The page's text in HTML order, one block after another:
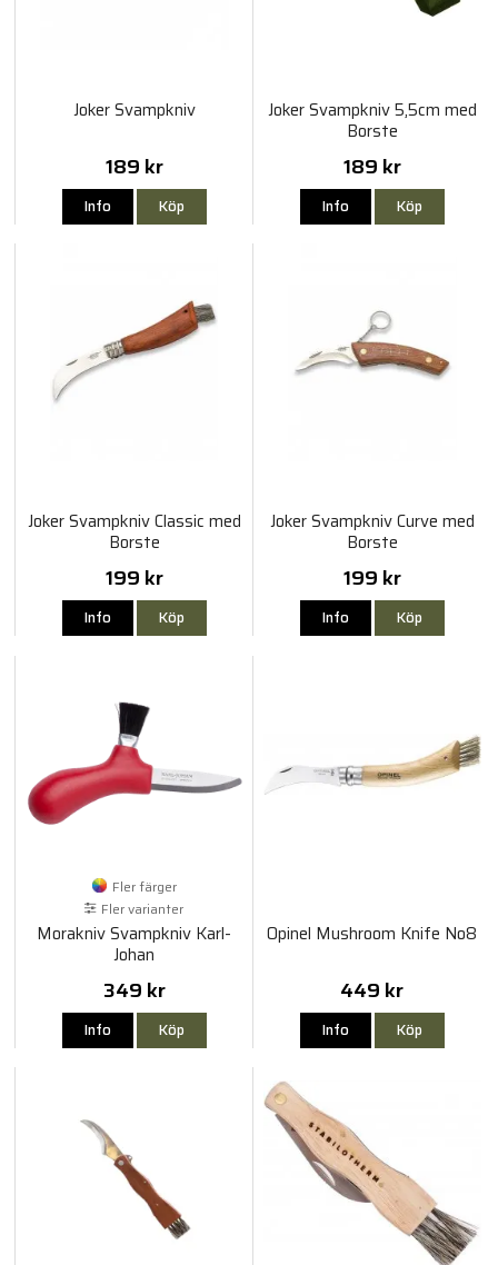
Joker Svampkniv
189 kr
Info Köp
Joker Svampkniv 5,5cm med
Borste
189 kr
Info Köp
Joker Svampkniv Classic med
Borste
199 kr
Info Köp
Joker Svampkniv Curve med
Borste
199 kr
Info Köp
Fler färger
Fler varianter
Morakniv Svampkniv Karl-
Johan
349 kr
Info Köp
Opinel Mushroom Knife No8
449 kr
Info Köp